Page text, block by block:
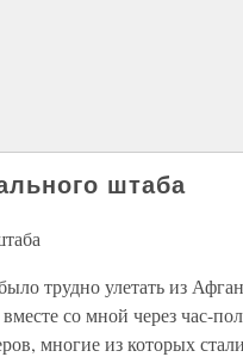
штаба
трудно улетать из
со мной через час-
многие из которых